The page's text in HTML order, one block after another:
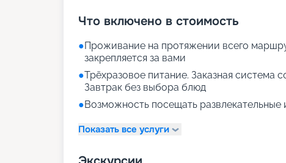
Что включено в стоимость
●Проживание на протяжении всего
закрепляется за вами
●Трёхразовое питание. Заказная система
Завтрак без выбора блюд
●Возможность посещать
Показать все услуги